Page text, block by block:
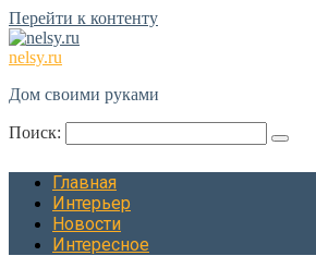
Перейти к контенту
nelsy.ru
Дом своими руками
Поиск:
Главная
Интерьер
Новости
Интересное